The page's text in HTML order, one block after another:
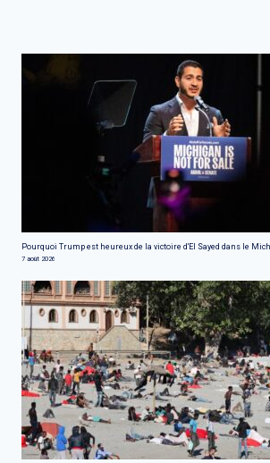
Pourquoi Trump est heureux de la victoire d'El Sayed dans le
7 août 2026